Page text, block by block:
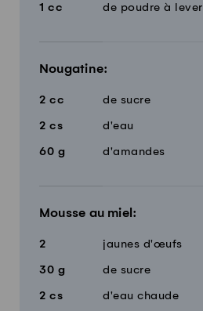
1 cc de poudre à lever
Nougatine:
2 cc de sucre
2 cs d'eau
60 g d'amandes
Mousse au miel:
2 jaunes d'œufs
30 g de sucre
2 cs d'eau chaude